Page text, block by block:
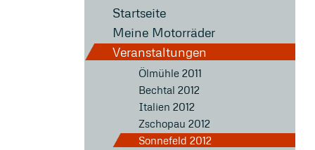
Startseite
Meine Motorräder
Veranstaltungen
Ölmühle 2011
Bechtal 2012
Italien 2012
Zschopau 2012
Sonnefeld 2012